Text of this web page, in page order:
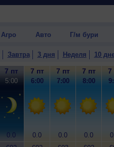
Агро Авто Г/м бури
Завтра 3 дня Неделя 10
7 пт
5:00
0.0
7 пт
6:00
0.0
7 пт
7:00
0.0
7 пт
8:00
0.0
7